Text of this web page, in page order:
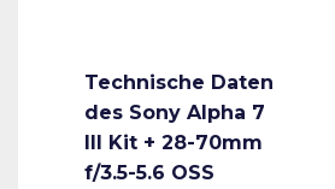
Technische Daten
des Sony Alpha 7
III Kit + 28-70mm
f/3.5-5.6 OSS